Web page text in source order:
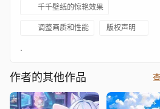
千千壁纸的惊艳效果
调整画质和性能 版权声明
.
作者的其他作品